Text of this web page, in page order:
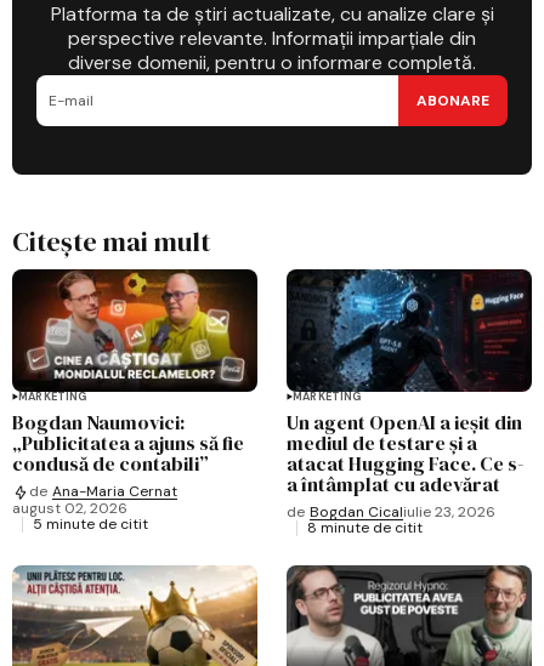
Platforma ta de știri actualizate, cu analize clare și
perspective relevante. Informații imparțiale din
diverse domenii, pentru o informare completă.
ABONARE
Citește mai mult
MARKETING
Bogdan Naumovici:
„Publicitatea a ajuns să fie
condusă de contabili”
de Ana-Maria Cernat
august 02, 2026
5 minute de citit
MARKETING
Un agent OpenAI a ieșit din
mediul de testare și a
atacat Hugging Face. Ce s-
a întâmplat cu adevărat
de Bogdan Cicaliulie 23, 2026
8 minute de citit